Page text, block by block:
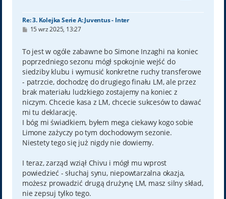
Re: 3. Kolejka Serie A: Juventus - Inter
P
t
15 wrz 2025, 13:27
To jest w ogóle zabawne bo Simone Inzaghi na koniec
poprzedniego sezonu mógł spokojnie wejść do
siedziby klubu i wymusić konkretne ruchy transferowe
- patrzcie, dochodzę do drugiego finału LM, ale przez
brak materiału ludzkiego zostajemy na koniec z
niczym. Chcecie kasa z LM, chcecie sukcesów to dawać
mi tu deklarację.
I bóg mi świadkiem, byłem mega ciekawy kogo sobie
Limone zażyczy po tym dochodowym sezonie.
Niestety tego się już nigdy nie dowiemy.
I teraz, zarząd wziął Chivu i mógł mu wprost
powiedzieć - słuchaj synu, niepowtarzalna okazja,
możesz prowadzić drugą drużynę LM, masz silny skład,
nie zepsuj tylko tego.